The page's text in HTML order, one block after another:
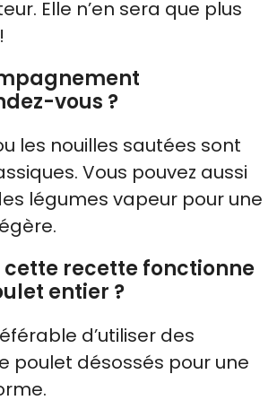
Elle n’en sera que plus
vous ?
les nouilles sautées sont
Vous pouvez aussi
légumes vapeur pour une
cette recette fonctionne
entier ?
d’utiliser des
poulet désossés pour une